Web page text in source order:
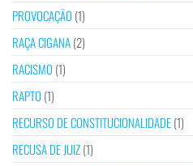
PROVOCAÇÃO (1)
RAÇA CIGANA(2)
RACISMO (1)
RAPTO (1)
RECURSO DE CONSTITUCIONALIDADE(1)
RECUSA DE JUIZ(1)